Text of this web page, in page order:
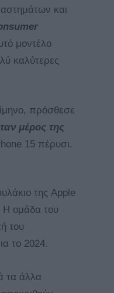
και
μοντέλο
καλύτερες
πρόσθεσε
μέρος της
15 πέρυσι.
της Apple
Η ομάδα του
του
το 2024.
τα άλλα